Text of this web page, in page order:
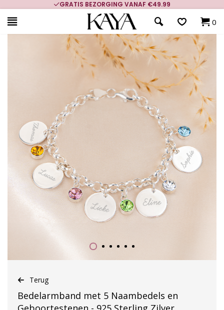
GRATIS BEZORGING VANAF €49.99
0
Terug
Bedelarmband met 5 Naambedels en